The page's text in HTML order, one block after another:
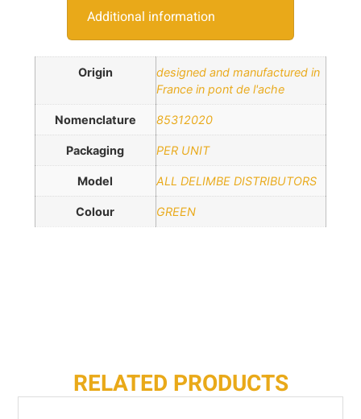
Additional information
Origin
designed and manufactured in
France in pont de l'ache
Nomenclature 85312020
Packaging PER UNIT
Model ALL DELIMBE DISTRIBUTORS
Colour GREEN
RELATED PRODUCTS